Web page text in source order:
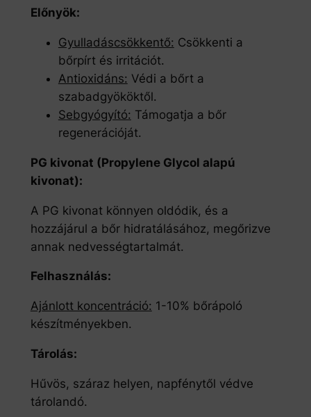
Előnyök:
Gyulladáscsökkentő: Csökkenti a
bőrpírt és irritációt.
Antioxidáns: Védi a bőrt a
szabadgyököktől.
Sebgyógyító: Támogatja a bőr
regenerációját.
PG kivonat (Propylene Glycol alapú
kivonat):
A PG kivonat könnyen oldódik, és a
hozzájárul a bőr hidratálásához, megőrizve
annak nedvességtartalmát.
Felhasználás:
Ajánlott koncentráció: 1-10% bőrápoló
készítményekben.
Tárolás:
Hűvös, száraz helyen, napfénytől védve
tárolandó.